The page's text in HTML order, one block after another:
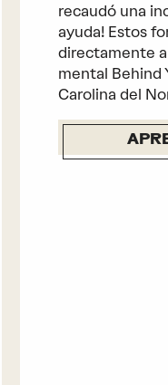
recaudó una
ayuda! Estos
directamente
mental Behind
Carolina del